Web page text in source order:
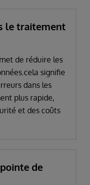
le traitement
de réduire les
signifie
dans les
plus rapide,
et des coûts
de